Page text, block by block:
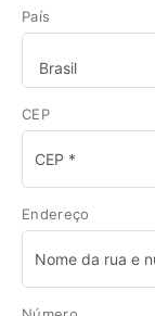
País
CEP
Endereço